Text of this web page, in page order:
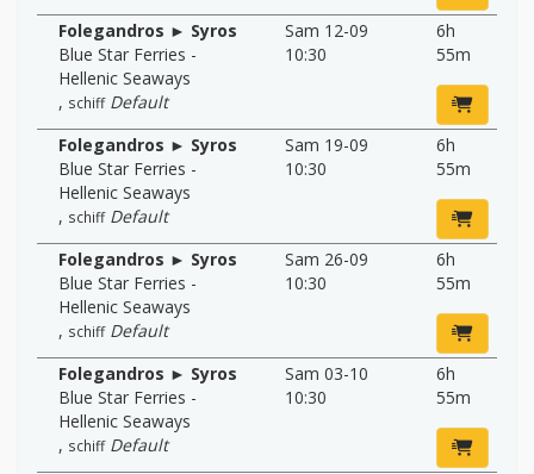
Folegandros ► Syros
Blue Star Ferries -
Hellenic Seaways
, schiff Default
Sam 12-09
10:30
6h
55m
Folegandros ► Syros
Blue Star Ferries -
Hellenic Seaways
, schiff Default
Sam 19-09
10:30
6h
55m
Folegandros ► Syros
Blue Star Ferries -
Hellenic Seaways
, schiff Default
Sam 26-09
10:30
6h
55m
Folegandros ► Syros
Blue Star Ferries -
Hellenic Seaways
, schiff Default
Sam 03-10
10:30
6h
55m